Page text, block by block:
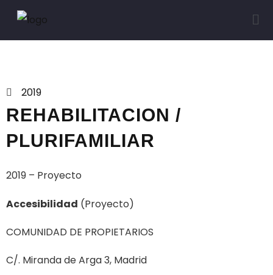
2019
REHABILITACION /
PLURIFAMILIAR
2019 – Proyecto
Accesibilidad (Proyecto)
COMUNIDAD DE PROPIETARIOS
C/. Miranda de Arga 3, Madrid